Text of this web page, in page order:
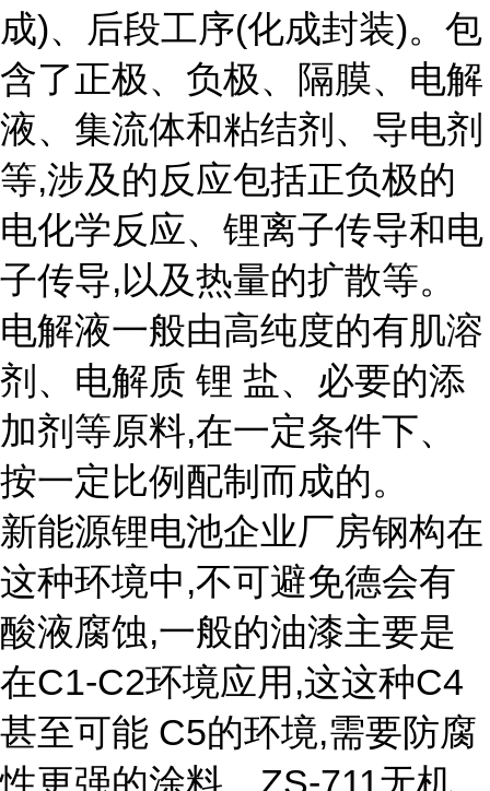
成)、后段工序(化成封装)。包
含了正极、负极、隔膜、电解
液、集流体和粘结剂、导电剂
等,涉及的反应包括正负极的
电化学反应、锂离子传导和电
子传导,以及热量的扩散等。
电解液一般由高纯度的有肌溶
剂、电解质 锂 盐、必要的添
加剂等原料,在一定条件下、
按一定比例配制而成的。
新能源锂电池企业厂房钢构在
这种环境中,不可避免德会有
酸液腐蚀,一般的油漆主要是
在C1-C2环境应用,这这种C4
甚至可能 C5的环境,需要防腐
性更强的涂料。ZS-711无机